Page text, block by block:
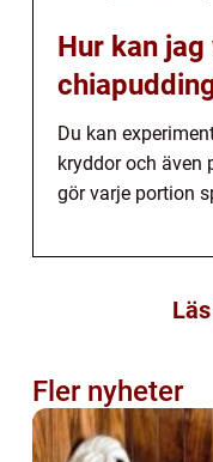
Hur kan
Du kan
kryddor och även
gör varje portion
Fler nyheter